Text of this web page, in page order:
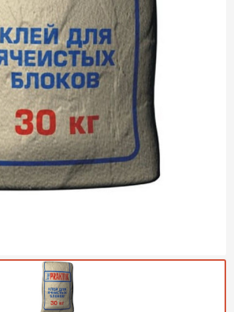
ПЕРЕЙТИ
Аэрок
ПЕРЕЙТИ
Могилевский КСИ
ПЕРЕЙТИ
ПЕРЕЙТИ
ЛСР
Poritep
ДСК Грас
CubiBlock
ВКБлок